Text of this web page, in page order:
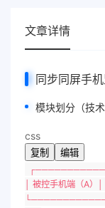
文章详情
同步同屏手
模块划分（技术
css
复制
编辑
│ 被控手机端（A）